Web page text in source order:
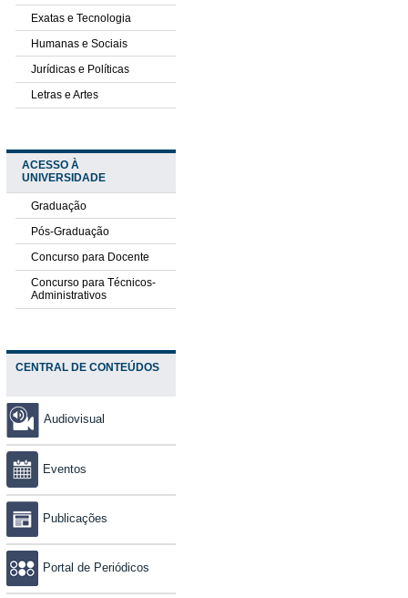
Exatas e Tecnologia
Humanas e Sociais
Jurídicas e Políticas
Letras e Artes
ACESSO À
UNIVERSIDADE
Graduação
Pós-Graduação
Concurso para Docente
Concurso para Técnicos-
Administrativos
CENTRAL DE CONTEÚDOS
Audiovisual
Eventos
Publicações
Portal de Periódicos